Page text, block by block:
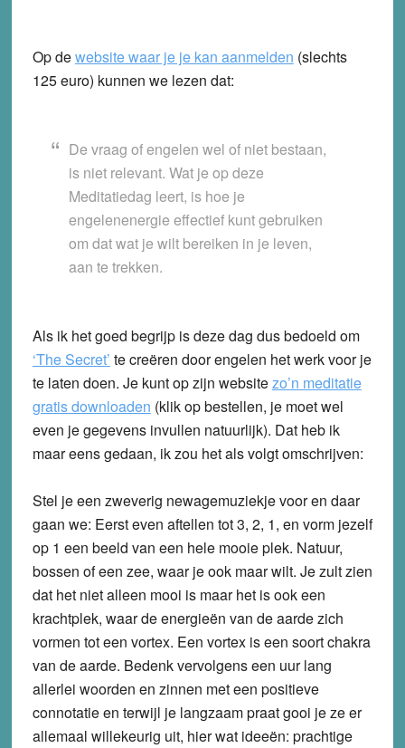
Op dewebsite waar je je kan aanmelden (slechts
125 euro) kunnen we lezen dat:
De vraag of engelen wel of niet bestaan,
is niet relevant. Wat je op deze
Meditatiedag leert, is hoe je
engelenenergie effectief kunt gebruiken
om dat wat je wilt bereiken in je leven,
aan te trekken.
Als ik het goed begrijp is deze dag dus bedoeld om
‘The Secret’ te creëren door engelen het werk voor je
te laten doen. Je kunt op zijn websitezo’n meditatie
gratis downloaden (klik op bestellen, je moet wel
even je gegevens invullen natuurlijk). Dat heb ik
maar eens gedaan, ik zou het als volgt omschrijven:
Stel je een zweverig newagemuziekje voor en daar
gaan we: Eerst even aftellen tot 3, 2, 1, en vorm jezelf
op 1 een beeld van een hele mooie plek. Natuur,
bossen of een zee, waar je ook maar wilt. Je zult zien
dat het niet alleen mooi is maar het is ook een
krachtplek, waar de energieën van de aarde zich
vormen tot een vortex. Een vortex is een soort chakra
van de aarde. Bedenk vervolgens een uur lang
allerlei woorden en zinnen met een positieve
connotatie en terwijl je langzaam praat gooi je ze er
allemaal willekeurig uit, hier wat ideeën: prachtige